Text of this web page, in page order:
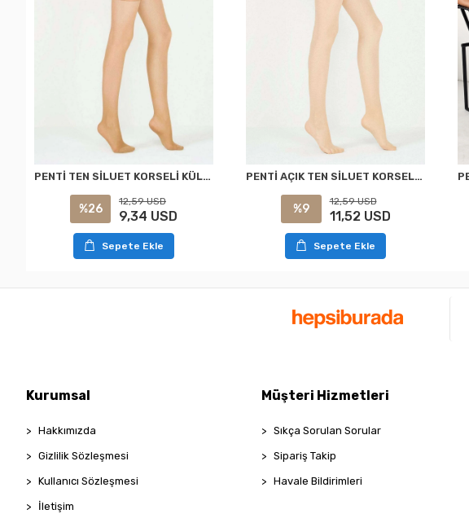
PENTİ TEN SİLUET KORSELİ KÜLOTLU ÇORAP XXL
%26
12,59 USD
9,34 USD
Sepete Ekle
PENTİ AÇIK TEN SİLUET KORSELİ KÜLOTLU ÇORAP XXL
%9
12,59 USD
11,52 USD
Sepete Ekle
Kurumsal
Hakkımızda
Gizlilik Sözleşmesi
Kullanıcı Sözleşmesi
İletişim
Müşteri Hizmetleri
Sıkça Sorulan Sorular
Sipariş Takip
Havale Bildirimleri